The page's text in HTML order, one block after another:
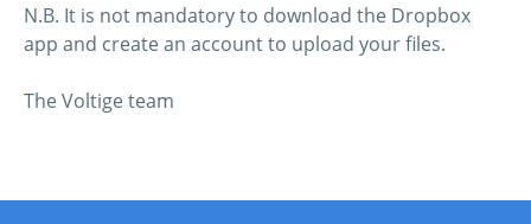
N.B. It is not mandatory to download the Dropbox
app and create an account to upload your files.
The Voltige team